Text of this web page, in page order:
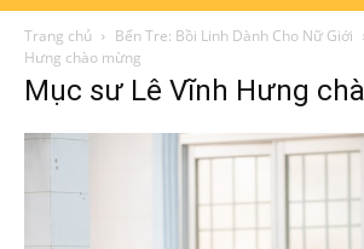
Trang chủ Bến Tre: Bồi Linh Dành Cho Nữ Giới
Hưng chào mừng
Mục sư Lê Vĩnh Hưng